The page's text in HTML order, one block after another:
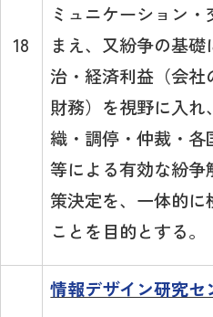
18
ミュニケーション・
まえ、又紛争の基礎
治・経済利益（会社
財務）を視野に入れ
織・調停・仲裁・各
等による有効な紛争
策決定を、一体的に
ことを目的とする。
情報デザイン研究セ